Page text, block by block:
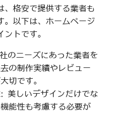
、格安で提供する業者も
。以下は、ホームページ
トです。
のニーズにあった業者を
の制作実績やレビュー
切です。
: 美しいデザインだけでな
能性も考慮する必要が